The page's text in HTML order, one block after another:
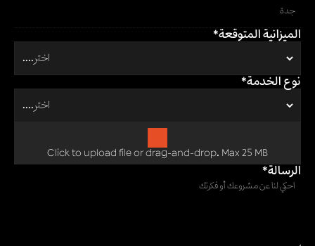
الميزانية المتوقعة*
نوع الخدمة*
Click to upload file or drag-and-drop. Max 25 MB
*الرسالة